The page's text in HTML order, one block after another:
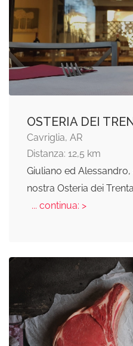
OSTERIA DEI
Cavriglia, AR
Distanza: 12,5 km
Giuliano ed
nostra Osteria dei
... continua: >